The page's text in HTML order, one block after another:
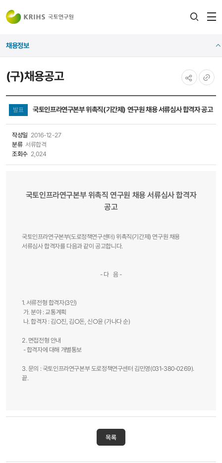
(구)채용공고
채용정보
복사
발표 국토인프라연구본부 위촉직(기간제) 연구원 채용 서류심사 합격자 공고
작성일 2016-12-27
분류 서류합격
조회수 2,024
국토인프라연구본부 위촉직 연구원 채용 서류심사 합격자
공고
국토인프라연구본부(도로정책연구센터) 위촉직(기간제) 연구원 채용
서류심사 합격자를 다음과 같이 공고합니다.
- 다 음 -
1. 서류전형 합격자(3인)
가. 분야 : 교통계획
나. 합격자 : 김○진, 김○돈, 신○윤 (가나다 순)
2. 면접전형 안내
- 합격자에 대해 개별통보
3. 문의 : 국토인프라연구본부 도로정책연구센터 김민영(031-380-0269).
끝.​​
목록